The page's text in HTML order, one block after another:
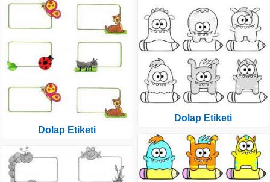
Dolap Etiketi
Dolap Etiketi